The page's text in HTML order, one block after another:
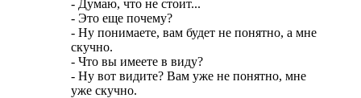
- Думаю, что не стоит...
- Это еще почему?
- Ну понимаете, вам будет не понятно, а мне
скучно.
- Что вы имеете в виду?
- Ну вот видите? Вам уже не понятно, мне
уже скучно.